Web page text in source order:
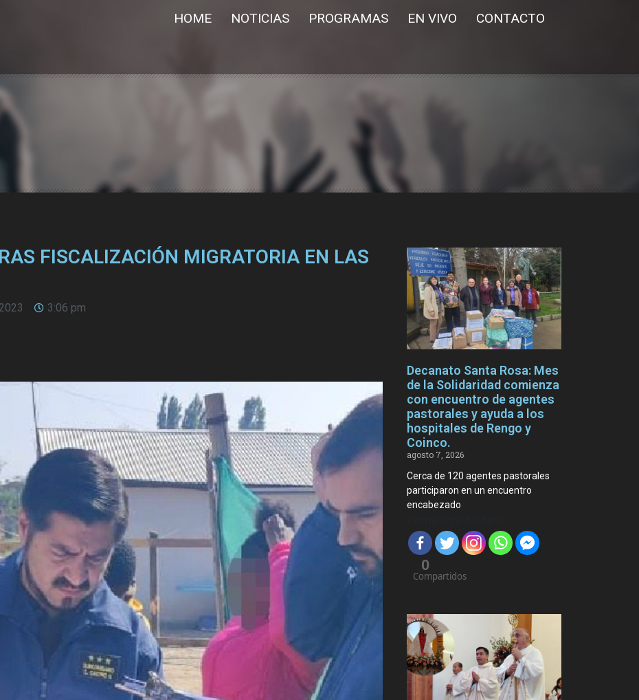
HOME NOTICIAS PROGRAMAS EN VIVO CONTACTO
FISCALIZACIÓN MIGRATORIA EN LAS
3:06 pm
Decanato Santa Rosa: Mes
de la Solidaridad comienza
con encuentro de agentes
pastorales y ayuda a los
hospitales de Rengo y
Coinco.
agosto 7, 2026
Cerca de 120 agentes pastorales
participaron en un encuentro
encabezado
0
Compartidos